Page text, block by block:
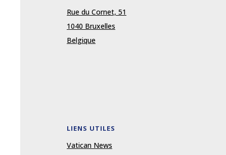
Rue du Cornet, 51
1040 Bruxelles
Belgique
LIENS UTILES
Vatican News